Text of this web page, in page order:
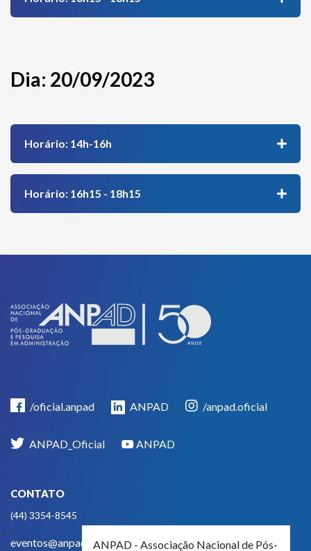
Dia: 20/09/2023
Horário: 14h-16h
Horário: 16h15 - 18h15
/oficial.anpad ANPAD /anpad.oficial
ANPAD_Oficial ANPAD
CONTATO
(44) 3354-8545
eventos@anpad.org.brANPAD - Associação Nacional de Pós-